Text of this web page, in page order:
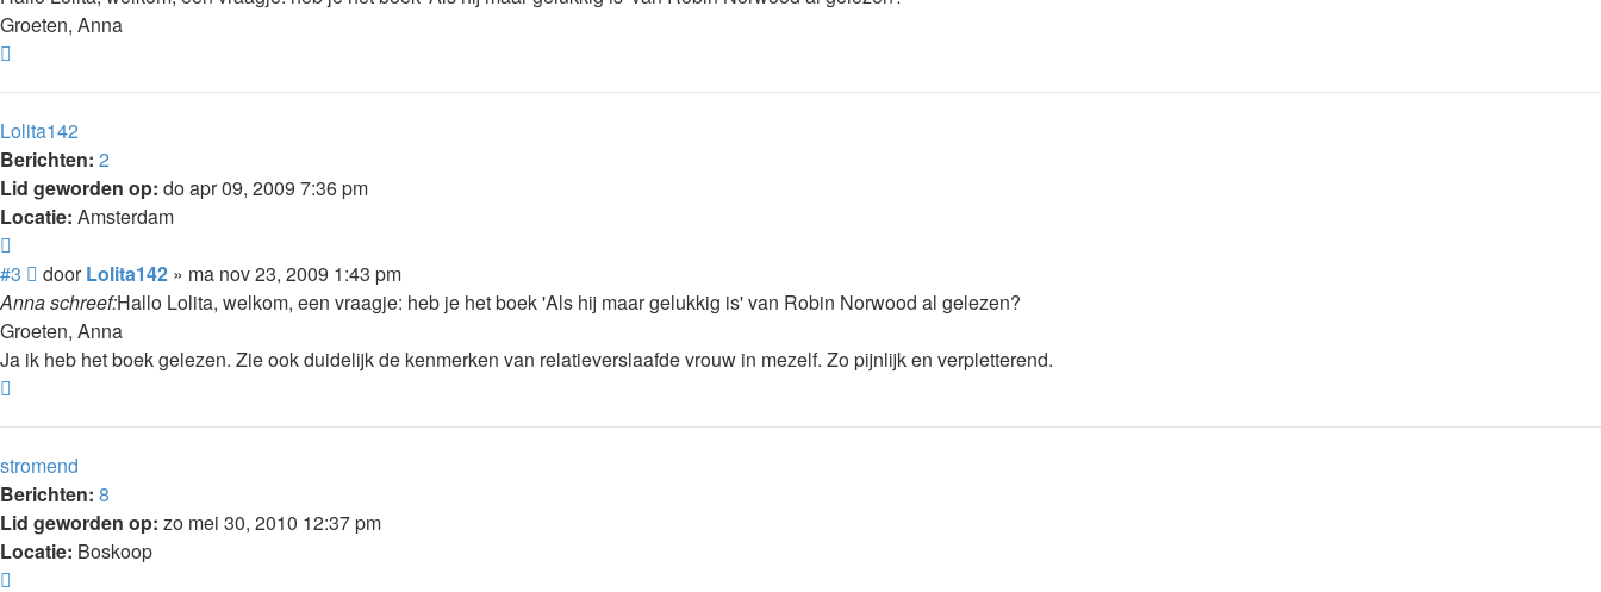
Groeten, Anna
Lolita142
Berichten: 2
Lid geworden op: do apr 09, 2009 7:36 pm
Locatie: Amsterdam
#3
Bericht
doorLolita142 » ma nov 23, 2009 1:43 pm
Anna schreef:Hallo Lolita, welkom, een vraagje: heb je het boek 'Als hij maar gelukkig is' van Robin Norwood al gelezen?
Groeten, Anna
Ja ik heb het boek gelezen. Zie ook duidelijk de kenmerken van relatieverslaafde vrouw in mezelf. Zo pijnlijk en verpletterend.
stromend
Berichten: 8
Lid geworden op: zo mei 30, 2010 12:37 pm
Locatie: Boskoop